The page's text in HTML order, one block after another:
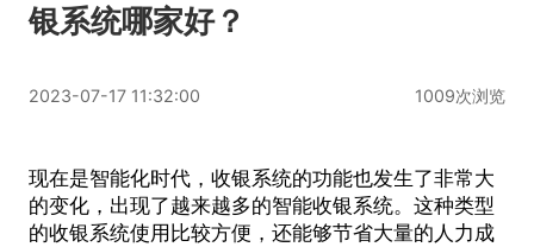
银系统哪家好？
2023-07-17 11:32:00 1009次浏览
现在是智能化时代，收银系统的功能也发生了非常大
的变化，出现了越来越多的智能收银系统。这种类型
的收银系统使用比较方便，还能够节省大量的人力成